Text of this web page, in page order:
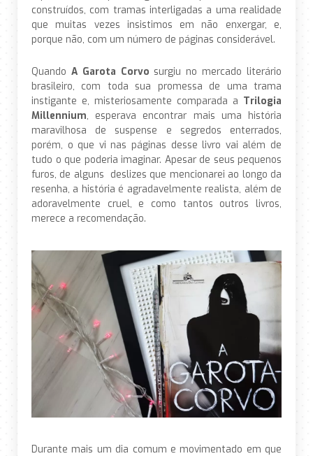
construídos, com tramas interligadas a uma realidade
que muitas vezes insistimos em não enxergar, e,
porque não, com um número de páginas considerável.
Quando A Garota Corvo surgiu no mercado literário
brasileiro, com toda sua promessa de uma trama
instigante e, misteriosamente comparada a Trilogia
Millennium, esperava encontrar mais uma história
maravilhosa de suspense e segredos enterrados,
porém, o que vi nas páginas desse livro vai além de
tudo o que poderia imaginar. Apesar de seus pequenos
furos, de alguns deslizes que mencionarei ao longo da
resenha, a história é agradavelmente realista, além de
adoravelmente cruel, e como tantos outros livros,
merece a recomendação.
Durante mais um dia comum e movimentado em que